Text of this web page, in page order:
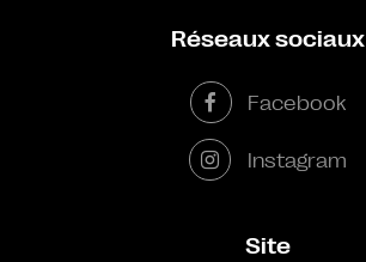
Réseaux sociaux
Facebook
Instagram
Site